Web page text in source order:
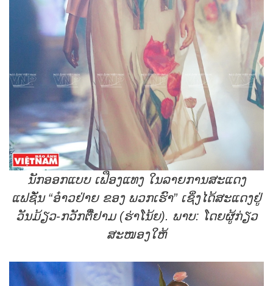
ນັກອອກແບບ ເຟືອງແທງ ໃນລາຍການສະແດງ
ແຟຊັ່ນ “ອ໋າວຢ່າຍ ຂອງ ພວກເຮົາ” ເຊິ່ງໄດ້ສະແດງຢູ່
ວັນມ້ຽວ-ກວັກຕື໋ຢາມ (ຮ່າໂນ້ຍ). ພາບ: ໂດຍຜູ້ກ່ຽວ
ສະໜອງໃຫ້